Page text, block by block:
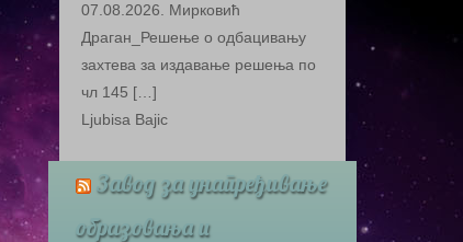
07.08.2026. Мирковић
Драган_Решење о одбацивању
захтева за издавање решења по
чл 145 […]
Ljubisa Bajic
Завод за унапређивање
образовања и